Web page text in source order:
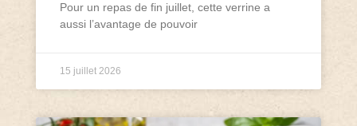
Pour un repas de fin juillet, cette verrine a
aussi l’avantage de pouvoir
15 juillet 2026